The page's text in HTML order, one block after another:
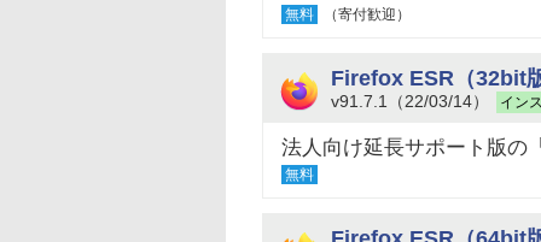
無料 （寄付歓迎）
Firefox ESR（32bit
v91.7.1（22/03/14） イン
法人向け延長サポート版の
無料